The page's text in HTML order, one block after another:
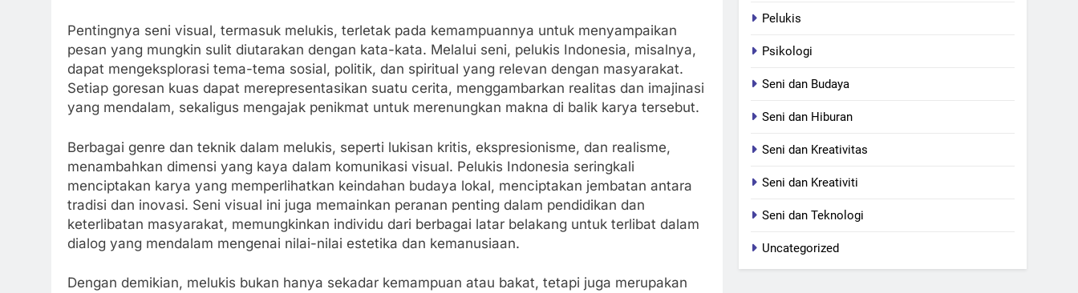
Pentingnya seni visual, termasuk melukis, terletak pada kemampuannya untuk menyampaikan
pesan yang mungkin sulit diutarakan dengan kata-kata. Melalui seni, pelukis Indonesia, misalnya,
dapat mengeksplorasi tema-tema sosial, politik, dan spiritual yang relevan dengan masyarakat.
Setiap goresan kuas dapat merepresentasikan suatu cerita, menggambarkan realitas dan imajinasi
yang mendalam, sekaligus mengajak penikmat untuk merenungkan makna di balik karya tersebut.
Berbagai genre dan teknik dalam melukis, seperti lukisan kritis, ekspresionisme, dan realisme,
menambahkan dimensi yang kaya dalam komunikasi visual. Pelukis Indonesia seringkali
menciptakan karya yang memperlihatkan keindahan budaya lokal, menciptakan jembatan antara
tradisi dan inovasi. Seni visual ini juga memainkan peranan penting dalam pendidikan dan
keterlibatan masyarakat, memungkinkan individu dari berbagai latar belakang untuk terlibat dalam
dialog yang mendalam mengenai nilai-nilai estetika dan kemanusiaan.
Dengan demikian, melukis bukan hanya sekadar kemampuan atau bakat, tetapi juga merupakan
Pelukis
Psikologi
Seni dan Budaya
Seni dan Hiburan
Seni dan Kreativitas
Seni dan Kreativiti
Seni dan Teknologi
Uncategorized